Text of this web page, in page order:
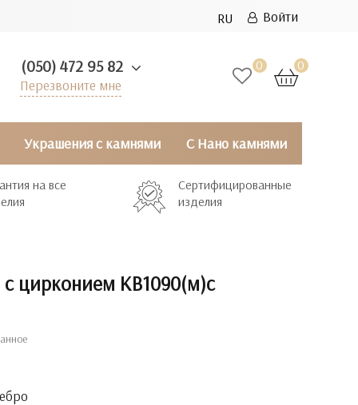
RU Войти
0 0
(050) 472 95 82
Перезвоните мне
Украшения с камнями С Нано камнями
на все
Сертифицированные
изделия
цирконием КВ1090(м)с